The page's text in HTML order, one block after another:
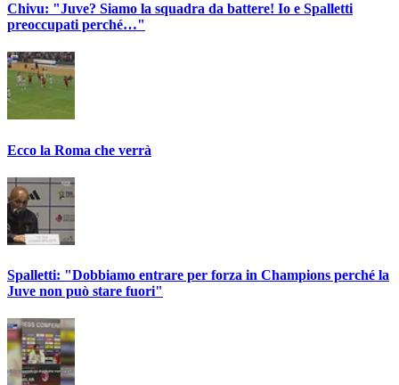
Chivu: "Juve? Siamo la squadra da battere! Io e Spalletti
preoccupati perché…"
Ecco la Roma che verrà
Spalletti: "Dobbiamo entrare per forza in Champions perché la
Juve non può stare fuori"